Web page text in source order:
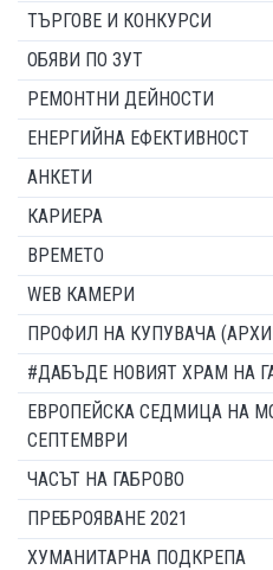
ТЪРГОВЕ И КОНКУРСИ
ОБЯВИ ПО ЗУТ
РЕМОНТНИ ДЕЙНОСТИ
ЕНЕРГИЙНА ЕФЕКТИВНОСТ
АНКЕТИ
КАРИЕРА
ВРЕМЕТО
WEB КАМЕРИ
ПРОФИЛ НА КУПУВАЧА
#ДАБЪДЕ НОВИЯТ ХРАМ НА
ЕВРОПЕЙСКА СЕДМИЦА НА
СЕПТЕМВРИ
ЧАСЪТ НА ГАБРОВО
ПРЕБРОЯВАНЕ 2021
ХУМАНИТАРНА ПОДКРЕПА